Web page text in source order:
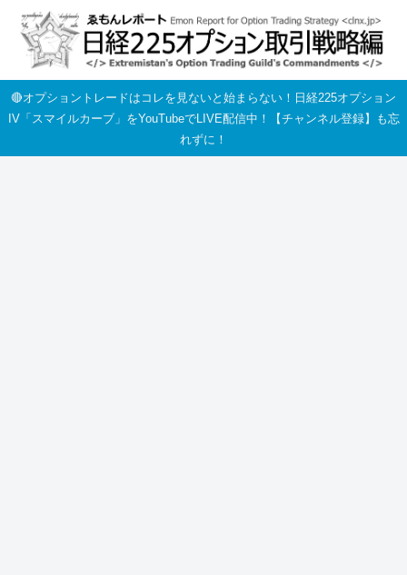
🔴オプショントレードはコレを見ないと始まらない！日経225オプション
IV「スマイルカーブ」をYouTubeでLIVE配信中！【チャンネル登録】も忘
れずに！